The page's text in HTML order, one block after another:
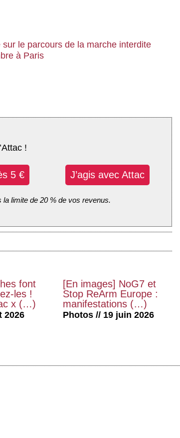
le parcours de la marche interdite
à Paris
!
5 € J’agis avec Attac
limite de 20 % de vos revenus.
font
les !
x (…)
2026
[En images] NoG7 et
Stop ReArm Europe :
manifestations (…)
Photos // 19 juin 2026